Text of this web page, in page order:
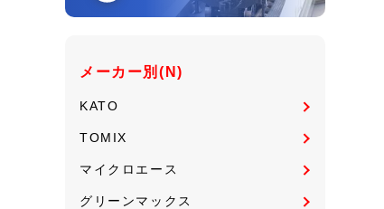
メーカー別(N)
KATO
TOMIX
マイクロエース
グリーンマックス